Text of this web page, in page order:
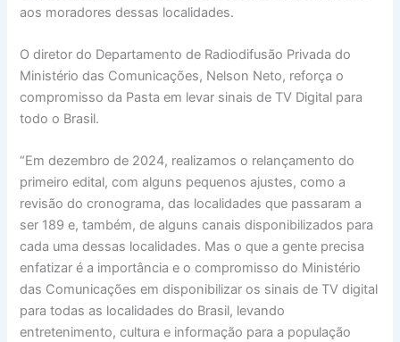
aos moradores dessas localidades.
O diretor do Departamento de Radiodifusão Privada do
Ministério das Comunicações, Nelson Neto, reforça o
compromisso da Pasta em levar sinais de TV Digital para
todo o Brasil.
“Em dezembro de 2024, realizamos o relançamento do
primeiro edital, com alguns pequenos ajustes, como a
revisão do cronograma, das localidades que passaram a
ser 189 e, também, de alguns canais disponibilizados para
cada uma dessas localidades. Mas o que a gente precisa
enfatizar é a importância e o compromisso do Ministério
das Comunicações em disponibilizar os sinais de TV digital
para todas as localidades do Brasil, levando
entretenimento, cultura e informação para a população